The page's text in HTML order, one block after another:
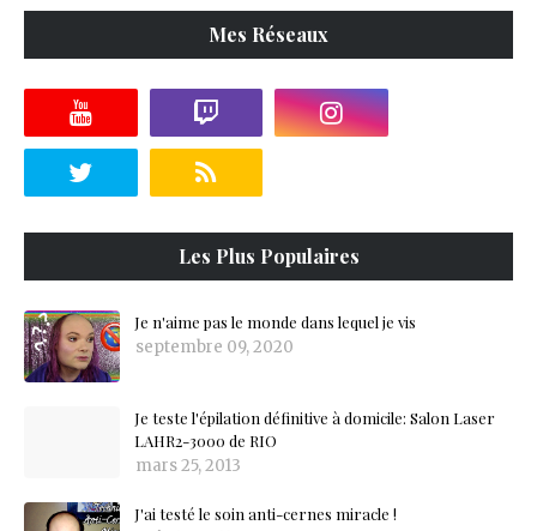
Mes Réseaux
Les Plus Populaires
Je n'aime pas le monde dans lequel je vis
septembre 09, 2020
Je teste l'épilation définitive à domicile: Salon Laser
LAHR2-3000 de RIO
mars 25, 2013
J'ai testé le soin anti-cernes miracle !